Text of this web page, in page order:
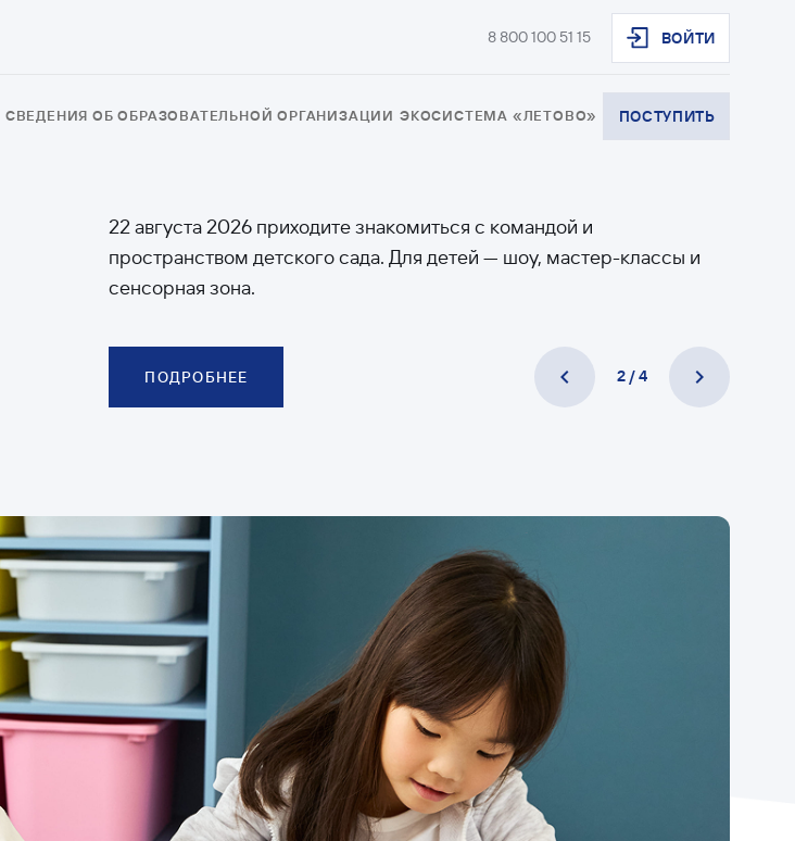
22 августа 2026 приходите знакомиться с командой и
пространством детского сада. Для детей — шоу, мастер-классы и
сенсорная зона.
ПОДРОБНЕЕ 2 / 4
8 800 100 51 15 ВОЙТИ
СВЕДЕНИЯ ОБ ОБРАЗОВАТЕЛЬНОЙ ОРГАНИЗАЦИИ ЭКОСИСТЕМА «ЛЕТОВО» ПОСТУПИТЬ